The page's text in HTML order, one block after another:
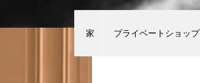
家 プライベートショップ